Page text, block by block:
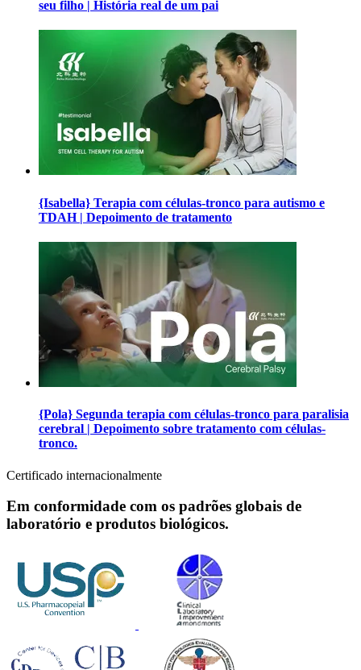
seu filho | História real de um pai
{Isabella} Terapia com células-tronco para autismo e
TDAH | Depoimento de tratamento
{Pola} Segunda terapia com células-tronco para paralisia
cerebral | Depoimento sobre tratamento com células-
tronco.
Certificado internacionalmente
Em conformidade com os padrões globais de
laboratório e produtos biológicos.